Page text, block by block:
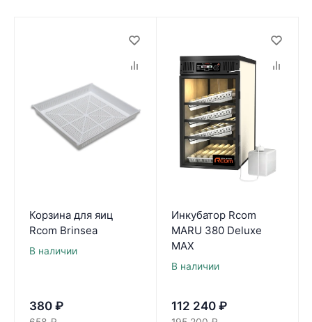
Корзина для яиц
Rcom Brinsea
В наличии
380 ₽
Инкубатор Rcom
MARU 380 Deluxe
MAX
В наличии
112 240 ₽